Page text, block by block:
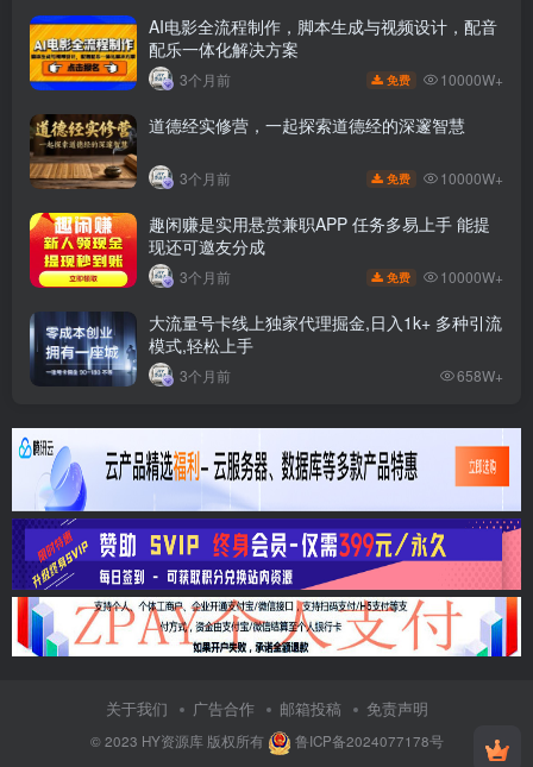
AI电影全流程制作，脚本生成与视频设计，配音
配乐一体化解决方案
3个月前 免费 10000W+
道德经实修营，一起探索道德经的深邃智慧
3个月前 免费 10000W+
趣闲赚是实用悬赏兼职APP 任务多易上手 能提
现还可邀友分成
3个月前 免费 10000W+
大流量号卡线上独家代理掘金,日入1k+ 多种引流
模式,轻松上手
3个月前 658W+
关于我们 广告合作 邮箱投稿 免责声明
© 2023 HY资源库版权所有 鲁ICP备2024077178号